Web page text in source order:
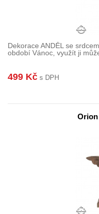
Dekorace ANDĚL se
období Vánoc, využít ji
499 Kč s DPH
Orion